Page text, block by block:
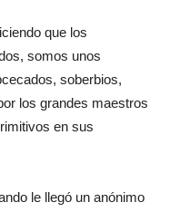
que los
somos unos
soberbios,
los grandes maestros
en sus
le llegó un anónimo